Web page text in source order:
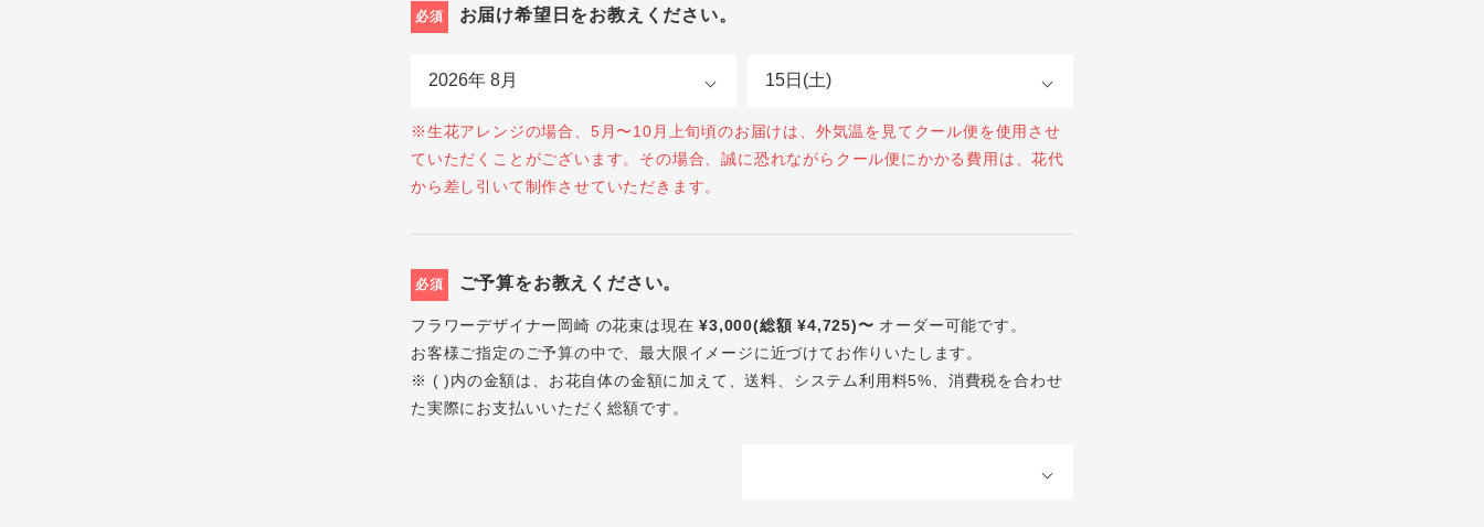
必須 お届け希望日をお教えください。
※生花アレンジの場合、5月〜10月上旬頃のお届けは、外気温を見てクール便を使用させ
ていただくことがございます。その場合、誠に恐れながらクール便にかかる費用は、花代
から差し引いて制作させていただきます。
必須 ご予算をお教えください。
フラワーデザイナー岡崎 の花束は現在¥3,000(総額 ¥4,725)〜 オーダー可能です。
お客様ご指定のご予算の中で、最大限イメージに近づけてお作りいたします。
※ ( )内の金額は、お花自体の金額に加えて、送料、システム利用料5%、消費税を合わせ
た実際にお支払いいただく総額です。